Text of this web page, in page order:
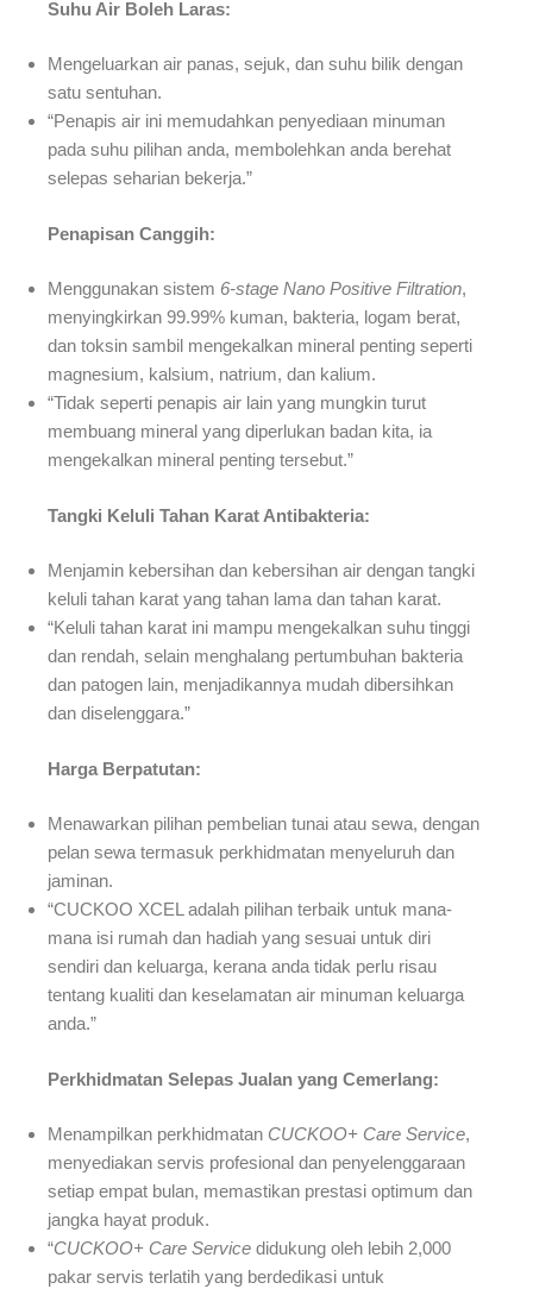
Suhu Air Boleh Laras:
Mengeluarkan air panas, sejuk, dan suhu bilik dengan
satu sentuhan.
“Penapis air ini memudahkan penyediaan minuman
pada suhu pilihan anda, membolehkan anda berehat
selepas seharian bekerja.”
Penapisan Canggih:
Menggunakan sistem 6-stage Nano Positive Filtration,
menyingkirkan 99.99% kuman, bakteria, logam berat,
dan toksin sambil mengekalkan mineral penting seperti
magnesium, kalsium, natrium, dan kalium.
“Tidak seperti penapis air lain yang mungkin turut
membuang mineral yang diperlukan badan kita, ia
mengekalkan mineral penting tersebut.”
Tangki Keluli Tahan Karat Antibakteria:
Menjamin kebersihan dan kebersihan air dengan tangki
keluli tahan karat yang tahan lama dan tahan karat.
“Keluli tahan karat ini mampu mengekalkan suhu tinggi
dan rendah, selain menghalang pertumbuhan bakteria
dan patogen lain, menjadikannya mudah dibersihkan
dan diselenggara.”
Harga Berpatutan:
Menawarkan pilihan pembelian tunai atau sewa, dengan
pelan sewa termasuk perkhidmatan menyeluruh dan
jaminan.
“CUCKOO XCEL adalah pilihan terbaik untuk mana-
mana isi rumah dan hadiah yang sesuai untuk diri
sendiri dan keluarga, kerana anda tidak perlu risau
tentang kualiti dan keselamatan air minuman keluarga
anda.”
Perkhidmatan Selepas Jualan yang Cemerlang:
Menampilkan perkhidmatan CUCKOO+ Care Service,
menyediakan servis profesional dan penyelenggaraan
setiap empat bulan, memastikan prestasi optimum dan
jangka hayat produk.
“CUCKOO+ Care Service didukung oleh lebih 2,000
pakar servis terlatih yang berdedikasi untuk